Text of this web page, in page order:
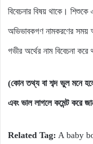
বিবেচনার বিষয় থাকে।
অভিভাবকগণ নামকরণের সময়
গভীর অর্থের নাম বিবেচনা করে
(কোন তথ্য বা শব্দ ভুল মনে
এবং ভাল লাগলে কমেন্ট করে
Related Tag: A baby